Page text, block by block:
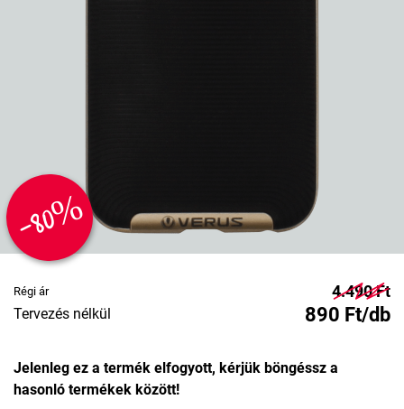
-80%
Régi ár 4.490 Ft
Tervezés nélkül 890 Ft/db
Jelenleg ez a termék elfogyott, kérjük böngéssz a
hasonló termékek között!